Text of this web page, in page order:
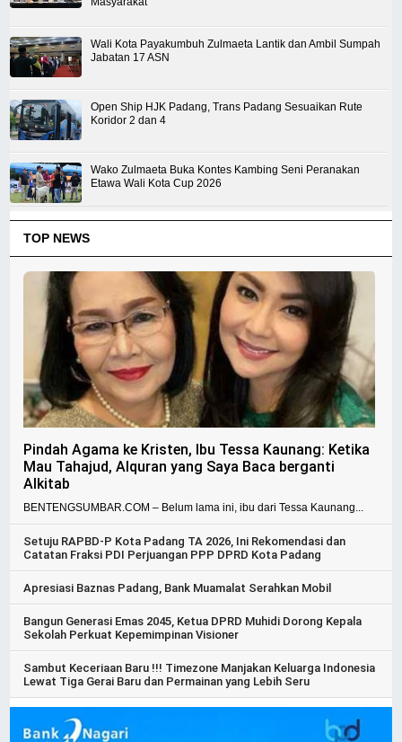
Wali Kota Payakumbuh Zulmaeta Lantik dan Ambil Sumpah
Jabatan 17 ASN
Open Ship HJK Padang, Trans Padang Sesuaikan Rute
Koridor 2 dan 4
Wako Zulmaeta Buka Kontes Kambing Seni Peranakan
Etawa Wali Kota Cup 2026
TOP NEWS
Pindah Agama ke Kristen, Ibu Tessa Kaunang: Ketika
Mau Tahajud, Alquran yang Saya Baca berganti
Alkitab
BENTENGSUMBAR.COM – Belum lama ini, ibu dari Tessa Kaunang...
Setuju RAPBD-P Kota Padang TA 2026, Ini Rekomendasi dan
Catatan Fraksi PDI Perjuangan PPP DPRD Kota Padang
Apresiasi Baznas Padang, Bank Muamalat Serahkan Mobil
Bangun Generasi Emas 2045, Ketua DPRD Muhidi Dorong Kepala
Sekolah Perkuat Kepemimpinan Visioner
Sambut Keceriaan Baru !!! Timezone Manjakan Keluarga Indonesia
Lewat Tiga Gerai Baru dan Permainan yang Lebih Seru